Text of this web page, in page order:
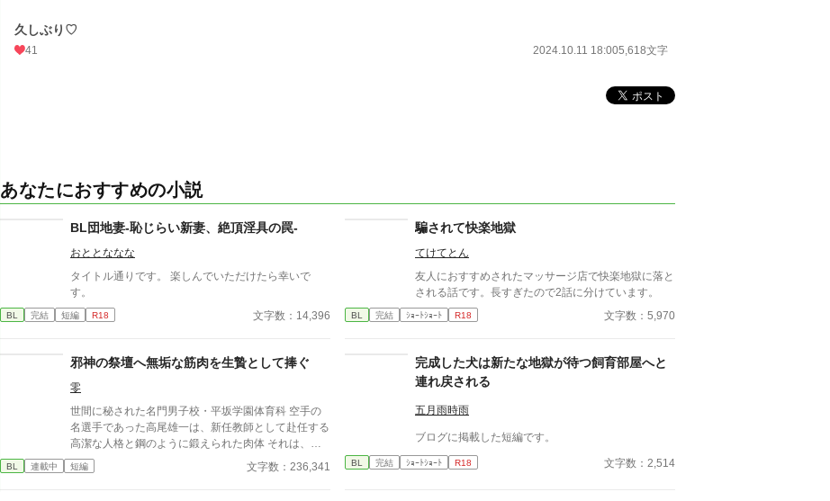
久しぶり♡
41 2024.10.11 18:005,618文字
あなたにおすすめの小説
BL団地妻-恥じらい新妻、絶頂淫具の罠-
おととななな
タイトル通りです。 楽しんでいただけたら幸いで
す。
BL 完結 短編 R18 文字数：14,396
騙されて快楽地獄
てけてとん
友人におすすめされたマッサージ店で快楽地獄に落と
される話です。長すぎたので2話に分けています。
BL 完結 ｼｮｰﾄｼｮｰﾄ R18 文字数：5,970
邪神の祭壇へ無垢な筋肉を生贄として捧ぐ
零
世間に秘された名門男子校・平坂学園体育科 空手の
名選手であった高尾雄一は、新任教師として赴任する
高潔な人格と鋼のように鍛えられた肉体 それは、学
園にとって最高の生贄の候補に他ならなかった 至高
の筋肉を持つ、精神を削られ意志をなくした青年を太
BL 連載中 短編 文字数：236,341
完成した犬は新たな地獄が待つ飼育部屋へと
連れ戻される
五月雨時雨
ブログに掲載した短編です。
BL 完結 ｼｮｰﾄｼｮｰﾄ R18 文字数：2,514